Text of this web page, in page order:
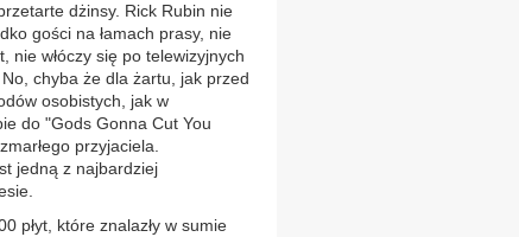
dżinsy. Rick Rubin nie
gości na łamach prasy, nie
nie włóczy się po telewizyjnych
chyba że dla żartu, jak przed
osobistych, jak w
do "Gods Gonna Cut You
przyjaciela.
jedną z najbardziej
płyt, które znalazły w sumie